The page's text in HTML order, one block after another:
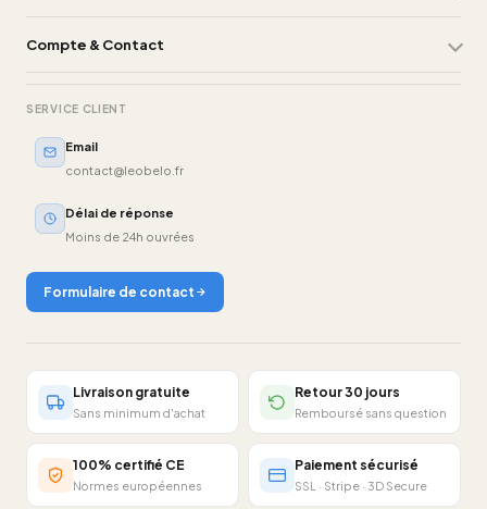
Compte & Contact
SERVICE CLIENT
Email
contact@leobelo.fr
Délai de réponse
Moins de 24h ouvrées
Formulaire de contact
Livraison gratuite
Sans minimum d'achat
Retour 30 jours
Remboursé sans question
100% certifié CE
Normes européennes
Paiement sécurisé
SSL · Stripe · 3D Secure